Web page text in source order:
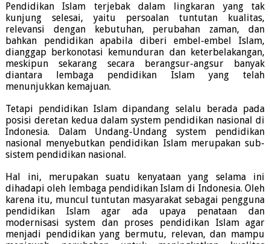
Pendidikan Islam terjebak dalam lingkaran yang tak
kunjung selesai, yaitu persoalan tuntutan kualitas,
relevansi dengan kebutuhan, perubahan zaman, dan
bahkan pendidikan apabila diberi embel-embel Islam,
dianggap berkonotasi kemunduran dan keterbelakangan,
meskipun sekarang secara berangsur-angsur banyak
diantara lembaga pendidikan Islam yang telah
menunjukkan kemajuan.
Tetapi pendidikan Islam dipandang selalu berada pada
posisi deretan kedua dalam system pendidikan nasional di
Indonesia. Dalam Undang-Undang system pendidikan
nasional menyebutkan pendidikan Islam merupakan sub-
sistem pendidikan nasional.
Hal ini, merupakan suatu kenyataan yang selama ini
dihadapi oleh lembaga pendidikan Islam di Indonesia. Oleh
karena itu, muncul tuntutan masyarakat sebagai pengguna
pendidikan Islam agar ada upaya penataan dan
modernisasi system dan proses pendidikan Islam agar
menjadi pendidikan yang bermutu, relevan, dan mampu